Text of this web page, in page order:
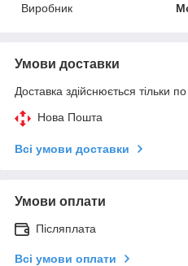
Виробник
Умови доставки
Доставка здійснюється тільки
Нова Пошта
Всі умови доставки
Умови оплати
Післяплата
Всі умови оплати